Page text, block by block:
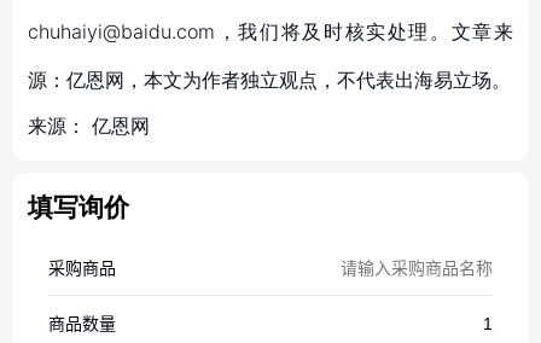
chuhaiyi@baidu.com，我们将及时核实处理。文章来
源：亿恩网，本文为作者独立观点，不代表出海易立场。
来源： 亿恩网
填写询价